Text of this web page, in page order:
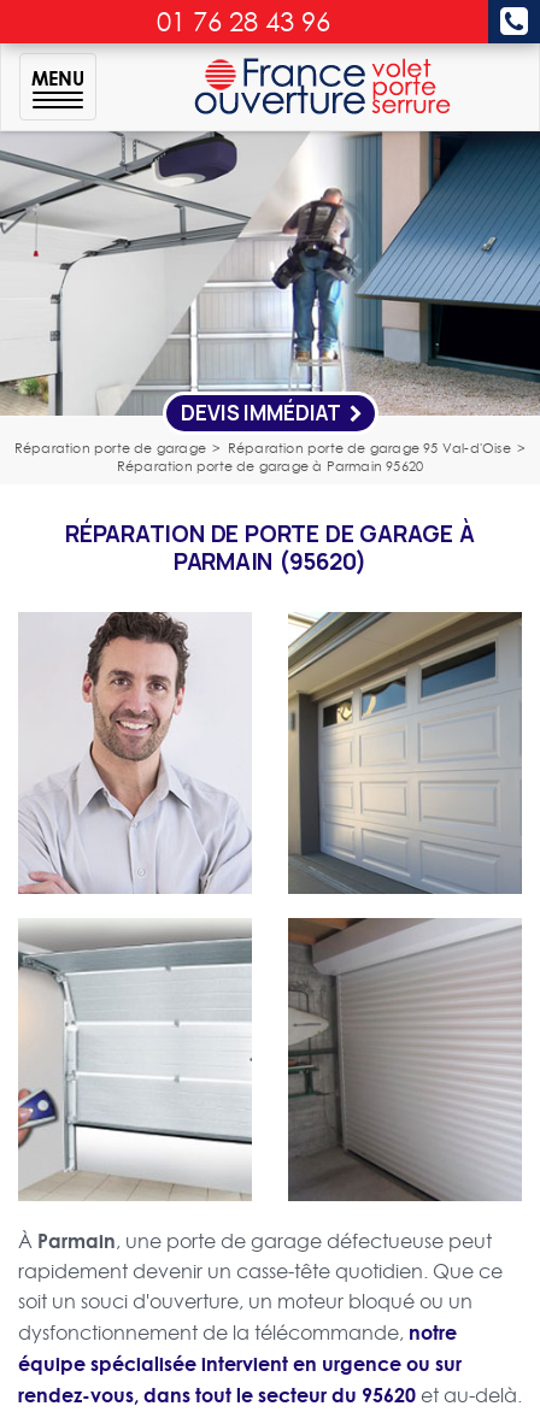
01 76 28 43 96
MENU
DEVIS IMMÉDIAT
Réparation porte de garage > Réparation porte de garage 95 Val-d'Oise >
Réparation porte de garage à Parmain 95620
RÉPARATION DE PORTE DE GARAGE À
PARMAIN (95620)
À Parmain, une porte de garage défectueuse peut
rapidement devenir un casse-tête quotidien. Que ce
soit un souci d'ouverture, un moteur bloqué ou un
dysfonctionnement de la télécommande, notre
équipe spécialisée intervient en urgence ou sur
rendez-vous, dans tout le secteur du 95620 et au-delà.